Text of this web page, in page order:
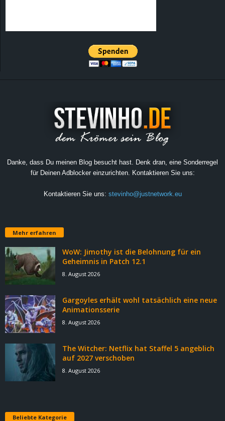
Danke, dass Du meinen Blog besucht hast. Denk dran, eine Sonderregel
für Deinen Adblocker einzurichten. Kontaktieren Sie uns:
Kontaktieren Sie uns: stevinho@justnetwork.eu
Mehr erfahren
WoW: Jimothy ist die Belohnung für ein
Geheimnis in Patch 12.1
8. August 2026
Gargoyles erhält wohl tatsächlich eine neue
Animationsserie
8. August 2026
The Witcher: Netflix hat Staffel 5 angeblich
auf 2027 verschoben
8. August 2026
Beliebte Kategorie